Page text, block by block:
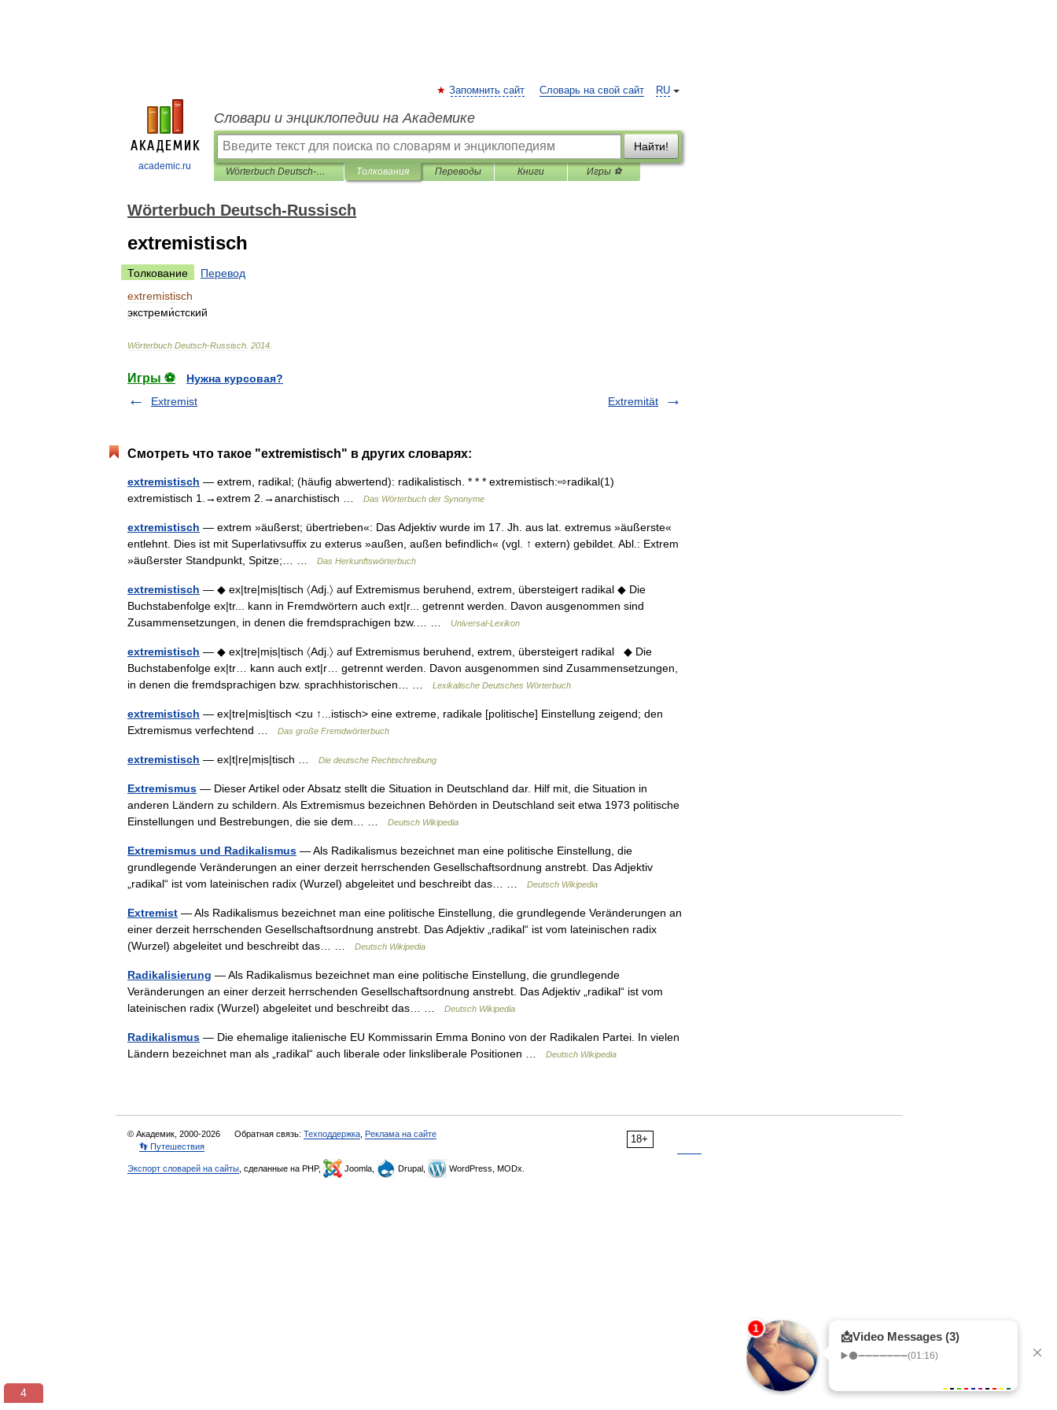
academic.ru
RU
Запомнить сайт Словарь на свой сайт
Словари и энциклопедии на Академике
Найти!
Wörterbuch Deutsch-Russisch Толкования Переводы Книги Игры ⚽
Wörterbuch Deutsch-Russisch
extremistisch
Толкование
Перевод
extremistisch
экстреми́стский
Wörterbuch Deutsch-Russisch 2014
Игры ⚽
Нужна курсовая?
Extremist
Extremität
Смотреть что такое "extremistisch" в других словарях:
extremistisch — extrem, radikal; (häufig abwertend): radikalistisch. * * * extremistisch:⇨radikal(1)
extremistisch 1.→extrem 2.→anarchistisch …
Das Wörterbuch der Synonyme
extremistisch — extrem »äußerst; übertrieben«: Das Adjektiv wurde im 17. Jh. aus lat. extremus »äußerste«
entlehnt. Dies ist mit Superlativsuffix zu exterus »außen, außen befindlich« (vgl. ↑ extern) gebildet. Abl.: Extrem
»äußerster Standpunkt, Spitze;… …
Das Herkunftswörterbuch
extremistisch — ◆ ex|tre|mịs|tisch 〈Adj.〉 auf Extremismus beruhend, extrem, übersteigert radikal ◆ Die
Buchstabenfolge ex|tr... kann in Fremdwörtern auch ext|r... getrennt werden. Davon ausgenommen sind
Zusammensetzungen, in denen die fremdsprachigen bzw.… …
Universal-Lexikon
extremistisch — ◆ ex|tre|mịs|tisch 〈Adj.〉 auf Extremismus beruhend, extrem, übersteigert radikal ◆ Die
Buchstabenfolge ex|tr… kann auch ext|r… getrennt werden. Davon ausgenommen sind Zusammensetzungen,
in denen die fremdsprachigen bzw. sprachhistorischen… …
Lexikalische Deutsches Wörterbuch
extremistisch — ex|tre|mis|tisch <zu ↑...istisch> eine extreme, radikale [politische] Einstellung zeigend; den
Extremismus verfechtend …
Das große Fremdwörterbuch
extremistisch — ex|t|re|mịs|tisch … Die deutsche Rechtschreibung
Extremismus — Dieser Artikel oder Absatz stellt die Situation in Deutschland dar. Hilf mit, die Situation in
anderen Ländern zu schildern. Als Extremismus bezeichnen Behörden in Deutschland seit etwa 1973 politische
Einstellungen und Bestrebungen, die sie dem… …
Deutsch Wikipedia
Extremismus und Radikalismus — Als Radikalismus bezeichnet man eine politische Einstellung, die
grundlegende Veränderungen an einer derzeit herrschenden Gesellschaftsordnung anstrebt. Das Adjektiv
„radikal“ ist vom lateinischen radix (Wurzel) abgeleitet und beschreibt das… …
Deutsch Wikipedia
Extremist — Als Radikalismus bezeichnet man eine politische Einstellung, die grundlegende Veränderungen an
einer derzeit herrschenden Gesellschaftsordnung anstrebt. Das Adjektiv „radikal“ ist vom lateinischen radix
(Wurzel) abgeleitet und beschreibt das… …
Deutsch Wikipedia
Radikalisierung — Als Radikalismus bezeichnet man eine politische Einstellung, die grundlegende
Veränderungen an einer derzeit herrschenden Gesellschaftsordnung anstrebt. Das Adjektiv „radikal“ ist vom
lateinischen radix (Wurzel) abgeleitet und beschreibt das… …
Deutsch Wikipedia
Radikalismus — Die ehemalige italienische EU Kommissarin Emma Bonino von der Radikalen Partei. In vielen
Ländern bezeichnet man als „radikal“ auch liberale oder linksliberale Positionen …
Deutsch Wikipedia
18+
© Академик, 2000-2026 Обратная связь: Техподдержка Реклама на сайте
👣 Путешествия
Экспорт словарей на сайты , сделанные на PHP, Joomla, Drupal, WordPress, MODx.
3